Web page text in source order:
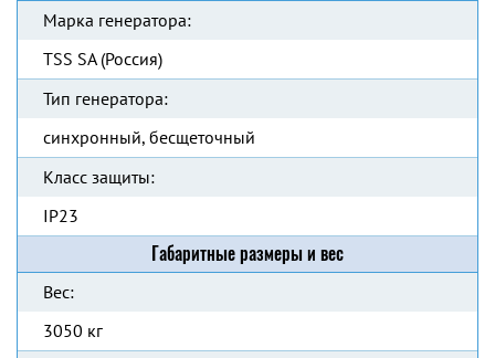
Марка генератора:
TSS SA (Россия)
Тип генератора:
синхронный, бесщеточный
Класс защиты:
IP23
Габаритные размеры и вес
Вес:
3050 кг